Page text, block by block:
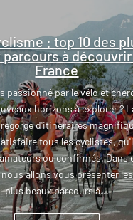
: top 10 des
parcours à
France
passionné par le vélo et
horizons à explorer ?
regorge d'itinéraires
tous les cyclistes,
ou confirmés. Dans
allons vous présenter les
plus beaux parcours à...